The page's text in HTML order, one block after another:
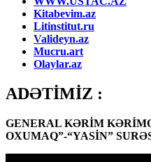
Kitabevim.az
Litinstitut.ru
Valideyn.az
Mucru.art
Olaylar.az
ADƏTİMİZ :
GENERAL KƏRİM
OXUMAQ”-“YASİN”